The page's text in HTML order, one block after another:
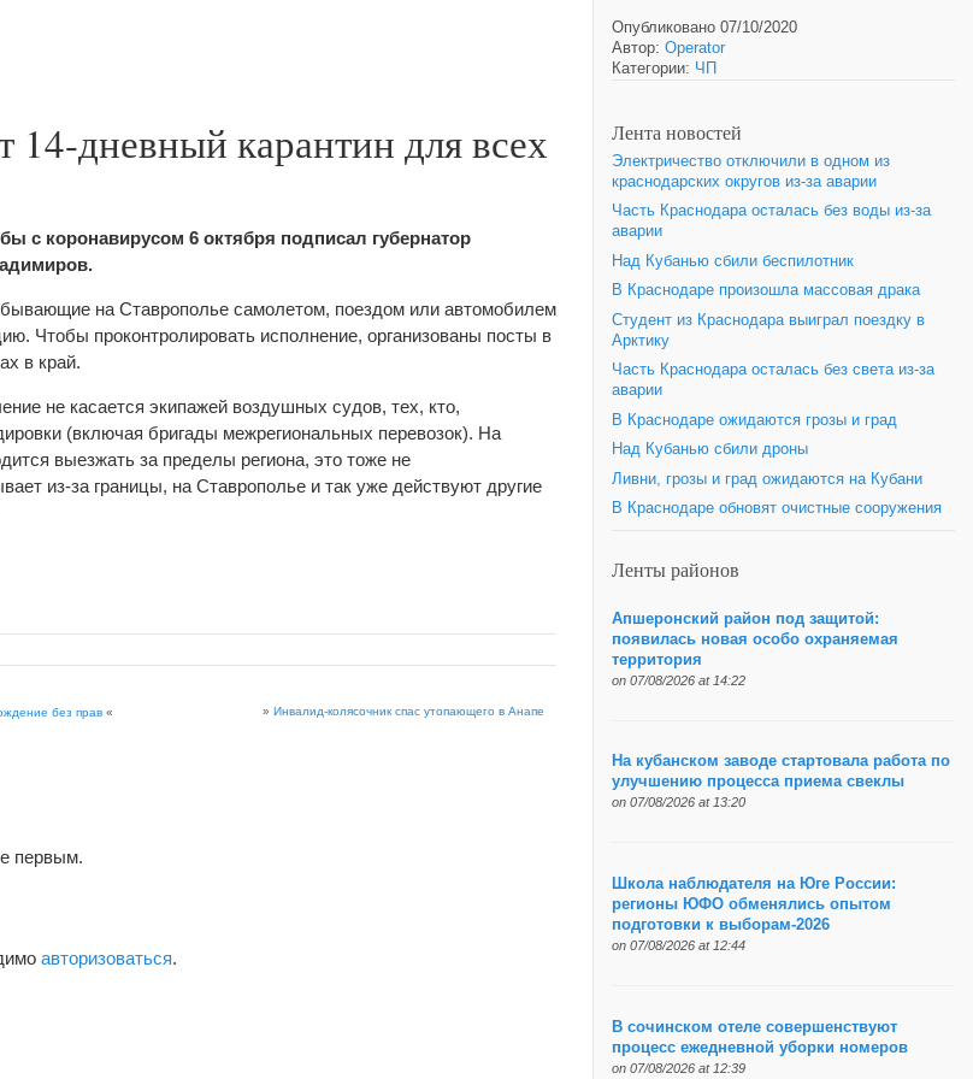
14-дневный карантин для всех
с коронавирусом 6 октября подписал губернатор
на Ставрополье самолетом, поездом или автомобилем
Чтобы проконтролировать исполнение, организованы посты в
в край.
не касается экипажей воздушных судов, тех, кто,
(включая бригады межрегиональных перевозок). На
выезжать за пределы региона, это тоже не
из-за границы, на Ставрополье и так уже действуют другие
без прав « » Инвалид-колясочник спас утопающего в Анапе
первым.
авторизоваться.
Опубликовано 07/10/2020
Автор: Operator
Категории: ЧП
Лента новостей
Электричество отключили в одном из
краснодарских округов из-за аварии
Часть Краснодара осталась без воды из-за
аварии
Над Кубанью сбили беспилотник
В Краснодаре произошла массовая драка
Студент из Краснодара выиграл поездку в
Арктику
Часть Краснодара осталась без света из-за
аварии
В Краснодаре ожидаются грозы и град
Над Кубанью сбили дроны
Ливни, грозы и град ожидаются на Кубани
В Краснодаре обновят очистные сооружения
Ленты районов
Апшеронский район под защитой:
появилась новая особо охраняемая
территория
on 07/08/2026 at 14:22
На кубанском заводе стартовала работа по
улучшению процесса приема свеклы
on 07/08/2026 at 13:20
Школа наблюдателя на Юге России:
регионы ЮФО обменялись опытом
подготовки к выборам-2026
on 07/08/2026 at 12:44
В сочинском отеле совершенствуют
процесс ежедневной уборки номеров
on 07/08/2026 at 12:39